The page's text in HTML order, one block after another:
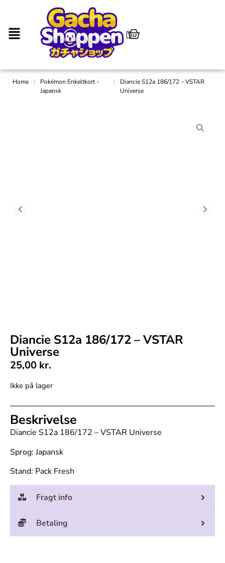
Home /
Pokémon Enkeltkort -
Japansk
/
Diancie S12a 186/172 – VSTAR
Universe
Diancie S12a 186/172 – VSTAR
Universe
25,00 kr.
Ikke på lager
Beskrivelse
Diancie S12a 186/172 – VSTAR Universe
Sprog: Japansk
Stand: Pack Fresh
Fragt info
Betaling